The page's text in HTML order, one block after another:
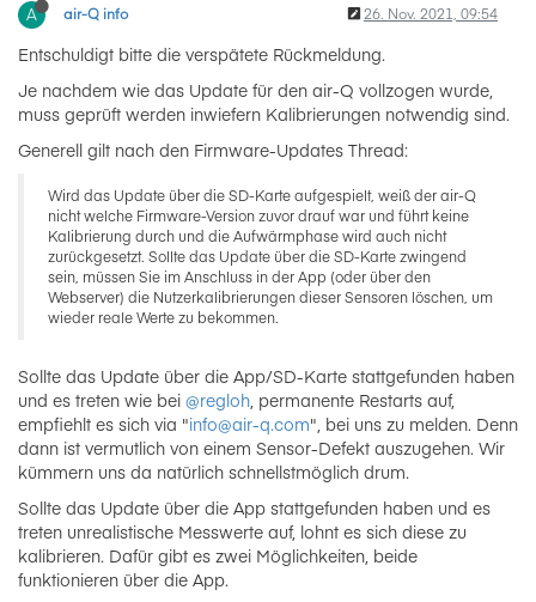
A air-Q info 26. Nov. 2021, 09:54
Entschuldigt bitte die verspätete Rückmeldung.
Je nachdem wie das Update für den air-Q vollzogen wurde,
muss geprüft werden inwiefern Kalibrierungen notwendig sind.
Generell gilt nach den Firmware-Updates Thread:
Wird das Update über die SD-Karte aufgespielt, weiß der air-Q
nicht welche Firmware-Version zuvor drauf war und führt keine
Kalibrierung durch und die Aufwärmphase wird auch nicht
zurückgesetzt. Sollte das Update über die SD-Karte zwingend
sein, müssen Sie im Anschluss in der App (oder über den
Webserver) die Nutzerkalibrierungen dieser Sensoren löschen, um
wieder reale Werte zu bekommen.
Sollte das Update über die App/SD-Karte stattgefunden haben
und es treten wie bei @regloh, permanente Restarts auf,
empfiehlt es sich via "info@air-q.com", bei uns zu melden. Denn
dann ist vermutlich von einem Sensor-Defekt auszugehen. Wir
kümmern uns da natürlich schnellstmöglich drum.
Sollte das Update über die App stattgefunden haben und es
treten unrealistische Messwerte auf, lohnt es sich diese zu
kalibrieren. Dafür gibt es zwei Möglichkeiten, beide
funktionieren über die App.